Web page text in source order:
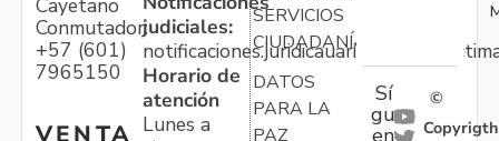
Cayetano
Conmutador:
+57 (601)
7965150
VENTA
judiciales:
Horario de
atención
Lunes a
SERVICIOS
CIUDADANÍA
DATOS
PARA LA
PAZ
Sí
gu
©
Copyrigth